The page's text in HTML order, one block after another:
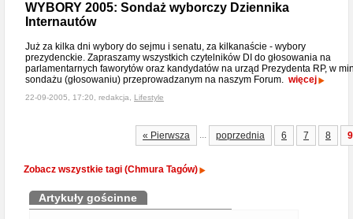
WYBORY 2005: Sondaż wyborczy Dziennika
Internautów
Już za kilka dni wybory do sejmu i senatu, za kilkanaście - wybory
prezydenckie. Zapraszamy wszystkich czytelników DI do głosowania na
parlamentarnych faworytów oraz kandydatów na urząd Prezydenta RP, w
sondażu (głosowaniu) przeprowadzanym na naszym Forum. więcej
22-09-2005, 17:20, redakcja, Lifestyle
« Pierwsza ... poprzednia 6 7 8 9
Zobacz wszystkie tagi (Chmura Tagów)
Artykuły gościnne